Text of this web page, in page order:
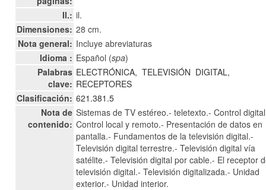
Il.: il.
Dimensiones: 28 cm.
Nota general: Incluye abreviaturas
Idioma : Español (spa)
Palabras
clave:
ELECTRÓNICA, TELEVISIÓN DIGITAL,
RECEPTORES
Clasificación: 621.381.5
Nota de
contenido:
Sistemas de TV estéreo.- teletexto.- Control
Control local y remoto.- Presentación de datos en
pantalla.- Fundamentos de la televisión digital.-
Televisión digital terrestre.- Televisión digital vía
satélite.- Televisión digital por cable.- El receptor
televisión digital.- Televisión digitalizada.- Unidad
exterior.- Unidad interior.